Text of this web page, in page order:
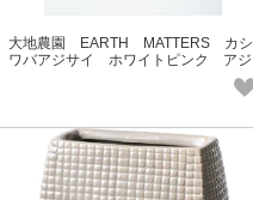
大地農園 EARTH MATTERS カシ
ワバアジサイ ホワイトピンク アジ